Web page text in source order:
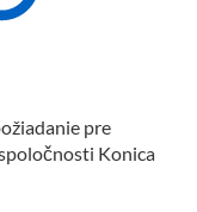
pre
Konica